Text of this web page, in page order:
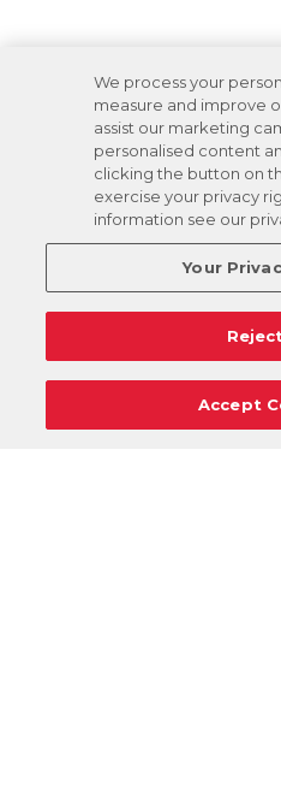
We process your
measure and improve
assist our marketing
personalised content
clicking the button on
exercise your privacy
information see our
Your
Accept